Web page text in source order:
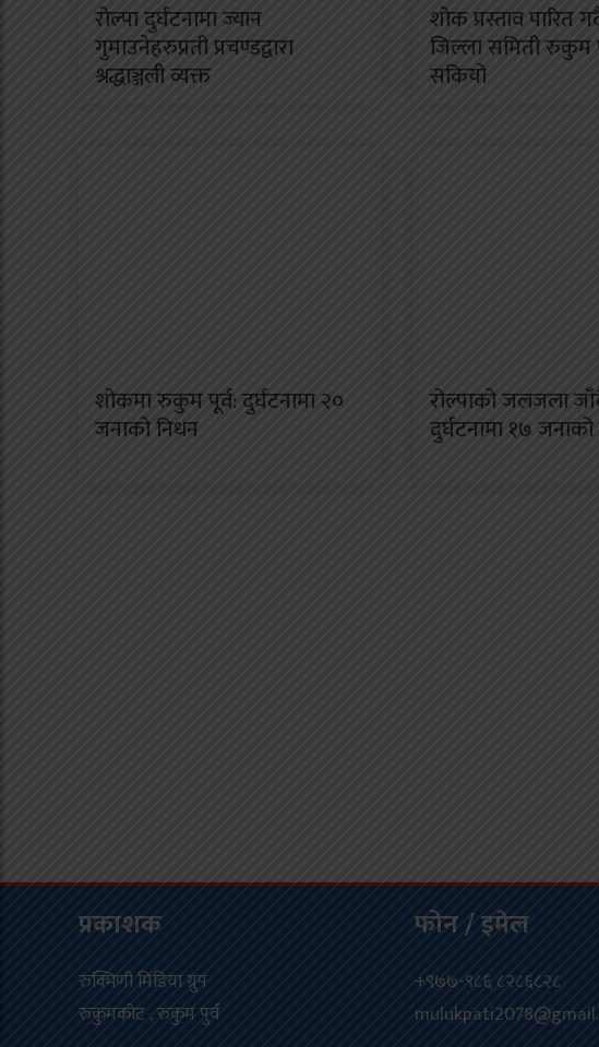
रोल्पा दुर्घटनामा ज्यान
गुमाउनेहरुप्रती प्रचण्डद्वारा
श्रद्धाञ्जली व्यक्त
शोक प्रस्ताव पारित
जिल्ला समिती रुकुम
सकियो
शोकमा रुकुम पूर्व: दुर्घटनामा २०
जनाको निधन
रोल्पाको जलजला
दुर्घटनामा १७
प्रकाशक
रुक्मिणी मिडिया ग्रुप
रुकुमकोट , रुकुम पुर्व
फोन / इमेल
+९७७-९८६ ८२८६८२८